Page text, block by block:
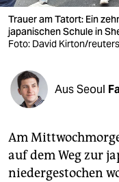
verlag
veranstaltungen
fragen & hilfe
abo
genossenschaft
Trauer am Tatort: Ein
japanischen Schule in
Foto: David Kirton/reuters
Aus Seoul
Am
auf dem Weg zur
niedergestochen